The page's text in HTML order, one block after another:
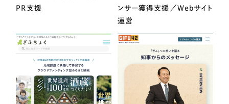
PR支援
ンサー獲得支援／Webサイト
運営